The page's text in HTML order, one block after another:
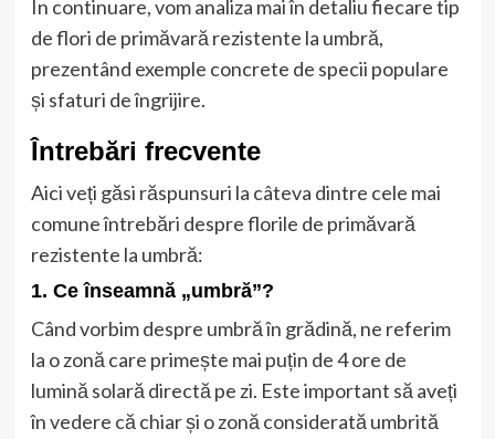
În continuare, vom analiza mai în detaliu fiecare tip
de flori de primăvară rezistente la umbră,
prezentând exemple concrete de specii populare
și sfaturi de îngrijire.
Întrebări frecvente
Aici veți găsi răspunsuri la câteva dintre cele mai
comune întrebări despre florile de primăvară
rezistente la umbră:
1. Ce înseamnă „umbră”?
Când vorbim despre umbră în grădină, ne referim
la o zonă care primește mai puțin de 4 ore de
lumină solară directă pe zi. Este important să aveți
în vedere că chiar și o zonă considerată umbrită